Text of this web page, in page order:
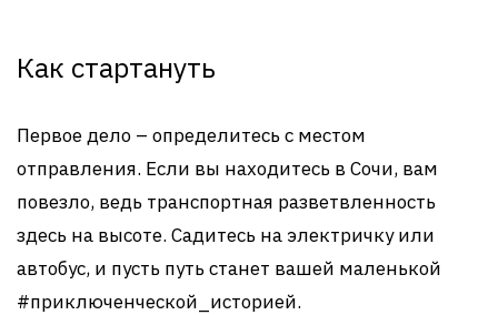
Как стартануть
Первое дело – определитесь с местом
отправления. Если вы находитесь в Сочи, вам
повезло, ведь транспортная разветвленность
здесь на высоте. Садитесь на электричку или
автобус, и пусть путь станет вашей маленькой
#приключенческой_историей.